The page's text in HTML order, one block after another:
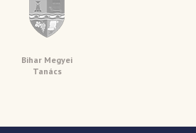
Bihar Megyei
Tanács